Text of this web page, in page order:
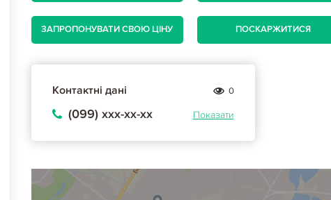
ЗАПРОПОНУВАТИ СВОЮ ЦІНУ ПОСКАРЖИТИСЯ
Контактні дані 0
(099) ххх-хх-хх Показати